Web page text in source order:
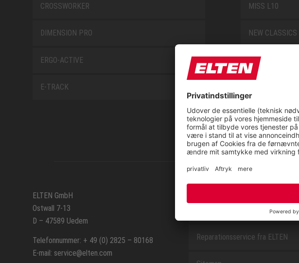
CROSSWORKER
DIMENSION PRO
ERGO-ACTIVE
E-TRACK
MISS L10
NEW CLASSICS
NOVA
SAFEGUARD
ELTEN GmbH
Ostwall 7-13
D – 47589 Uedem
Telefonnummer: + 49 (0) 2825 – 80168
E-mail: service@elten.com
Reparationsservice fra ELTEN